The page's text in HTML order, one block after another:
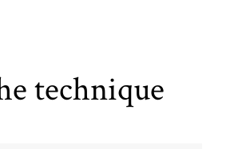
technique